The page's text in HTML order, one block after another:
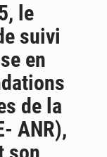
Enclavement : Les fragiles routes du Mali vers la mer
CAN féminine : les Aigles Dames se relancent
Visas américains : les dossiers maliens transférés à Dakar
le
suivi
en
de la
ANR),